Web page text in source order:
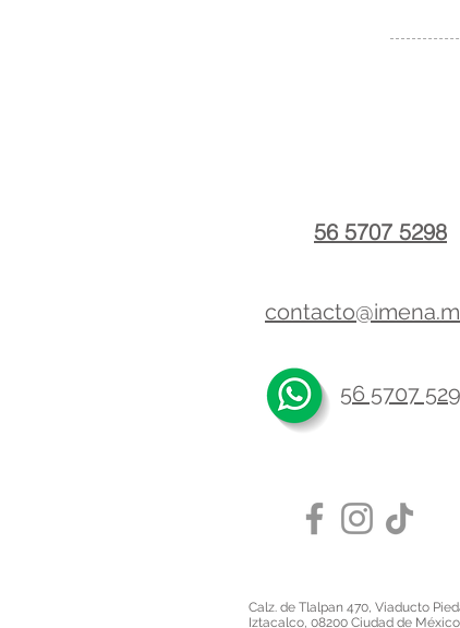
56 5707 5298
56 5707
Calz. de Tlalpan 470, Viaducto
Iztacalco, 08200 Ciudad de México,